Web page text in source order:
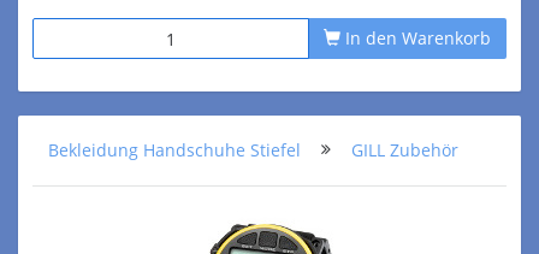
In den Warenkorb
Bekleidung Handschuhe Stiefel GILL Zubehör